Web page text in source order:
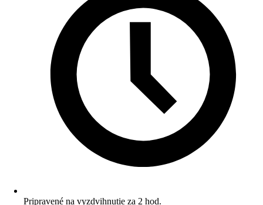
Pripravené na vyzdvihnutie za 2 hod.